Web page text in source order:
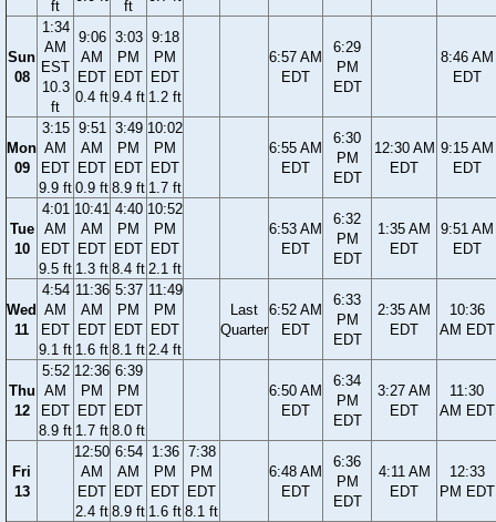
ft
ft
Sun
08
1:34
AM
EST
10.3
ft
9:06
AM
EDT
0.4 ft
3:03
PM
EDT
9.4 ft
9:18
PM
EDT
1.2 ft
6:57 AM
EDT
6:29
PM
EDT
8:46 AM
EDT
Mon
09
3:15
AM
EDT
9.9 ft
9:51
AM
EDT
0.9 ft
3:49
PM
EDT
8.9 ft
10:02
PM
EDT
1.7 ft
6:55 AM
EDT
6:30
PM
EDT
12:30 AM
EDT
9:15 AM
EDT
Tue
10
4:01
AM
EDT
9.5 ft
10:41
AM
EDT
1.3 ft
4:40
PM
EDT
8.4 ft
10:52
PM
EDT
2.1 ft
6:53 AM
EDT
6:32
PM
EDT
1:35 AM
EDT
9:51 AM
EDT
Wed
11
4:54
AM
EDT
9.1 ft
11:36
AM
EDT
1.6 ft
5:37
PM
EDT
8.1 ft
11:49
PM
EDT
2.4 ft
Last
Quarter
6:52 AM
EDT
6:33
PM
EDT
2:35 AM
EDT
10:36
AM EDT
Thu
12
5:52
AM
EDT
8.9 ft
12:36
PM
EDT
1.7 ft
6:39
PM
EDT
8.0 ft
6:50 AM
EDT
6:34
PM
EDT
3:27 AM
EDT
11:30
AM EDT
Fri
13
12:50
AM
EDT
2.4 ft
6:54
AM
EDT
8.9 ft
1:36
PM
EDT
1.6 ft
7:38
PM
EDT
8.1 ft
6:48 AM
EDT
6:36
PM
EDT
4:11 AM
EDT
12:33
PM EDT